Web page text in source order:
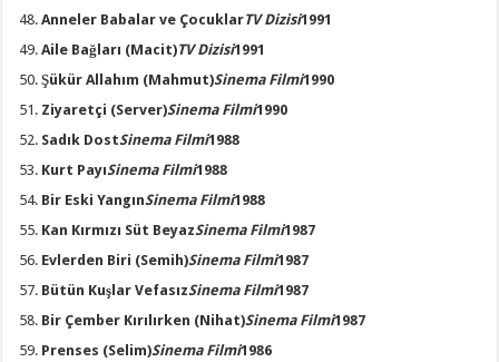
Anneler Babalar ve ÇocuklarTV Dizisi1991
Aile Bağları (Macit)TV Dizisi1991
Şükür Allahım (Mahmut)Sinema Filmi1990
Ziyaretçi (Server)Sinema Filmi1990
Sadık DostSinema Filmi1988
Kurt PayıSinema Filmi1988
Bir Eski YangınSinema Filmi1988
Kan Kırmızı Süt BeyazSinema Filmi1987
Evlerden Biri (Semih)Sinema Filmi1987
Bütün Kuşlar VefasızSinema Filmi1987
Bir Çember Kırılırken (Nihat)Sinema Filmi1987
Prenses (Selim)Sinema Filmi1986